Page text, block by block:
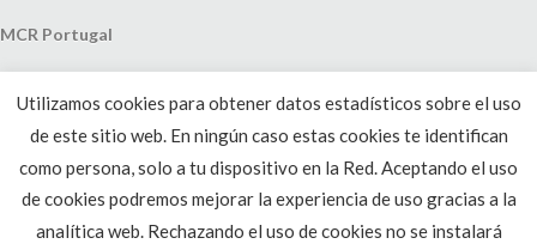
MCR Portugal
João V, 24
1250-091 Lisboa, Portugal
Telf: +351 220 993 033
Utilizamos cookies para obtener datos estadísticos sobre el uso
de este sitio web. En ningún caso estas cookies te identifican
como persona, solo a tu dispositivo en la Red. Aceptando el uso
de cookies podremos mejorar la experiencia de uso gracias a la
analítica web. Rechazando el uso de cookies no se instalará